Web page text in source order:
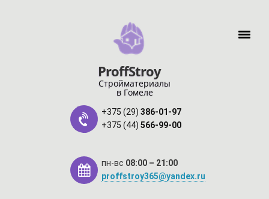
Перейти к содержимому
ProffStroy
Стройматериалы
в Гомеле
+375 (29) 386-01-97
+375 (44) 566-99-00
пн-вс 08:00 – 21:00
proffstroy365@yandex.ru